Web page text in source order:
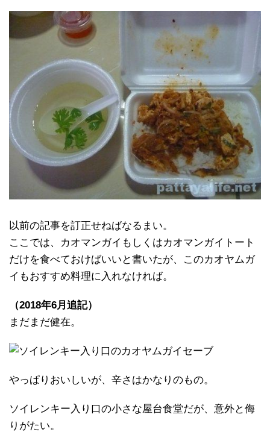
以前の記事を訂正せねばなるまい。
ここでは、カオマンガイもしくはカオマンガイトート
だけを食べておけばいいと書いたが、このカオヤムガ
イもおすすめ料理に入れなければ。
（2018年6月追記）
まだまだ健在。
やっぱりおいしいが、辛さはかなりのもの。
ソイレンキー入り口の小さな屋台食堂だが、意外と侮
りがたい。